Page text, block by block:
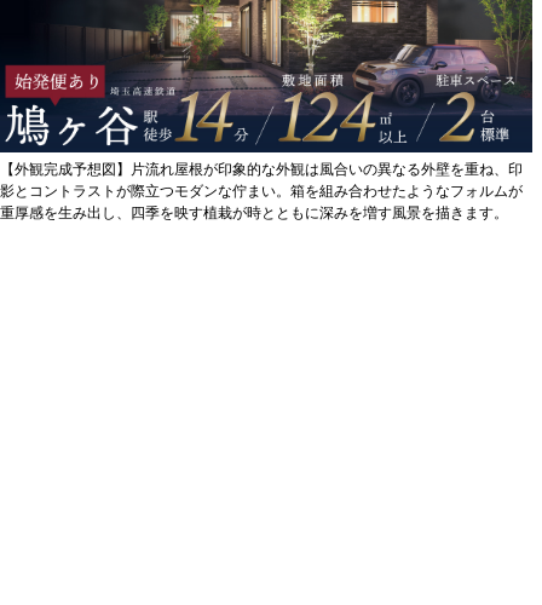
【外観完成予想図】片流れ屋根が印象的な外観は風合いの異なる外壁を重ね、印
影とコントラストが際立つモダンな佇まい。箱を組み合わせたようなフォルムが
重厚感を生み出し、四季を映す植栽が時とともに深みを増す風景を描きます。